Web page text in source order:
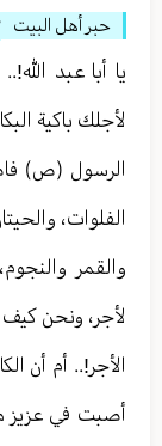
حبر أهل البيت
يا أبا عبد
لأجلك باكية
الرسول (ص)
الفلوات،
والقمر
لأجر، ونحن
الأجر!.. أم أن
أصبت في عزيز